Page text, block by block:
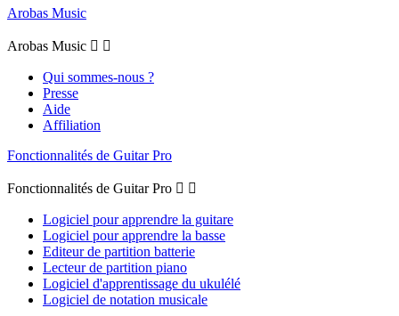
Arobas Music
Arobas Music  
Qui sommes-nous ?
Presse
Aide
Affiliation
Fonctionnalités de Guitar Pro
Fonctionnalités de Guitar Pro  
Logiciel pour apprendre la guitare
Logiciel pour apprendre la basse
Editeur de partition batterie
Lecteur de partition piano
Logiciel d'apprentissage du ukulélé
Logiciel de notation musicale